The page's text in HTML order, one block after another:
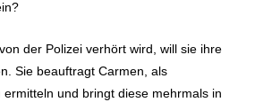
der Polizei verhört wird, will sie ihre
Sie beauftragt Carmen, als
ermitteln und bringt diese mehrmals in